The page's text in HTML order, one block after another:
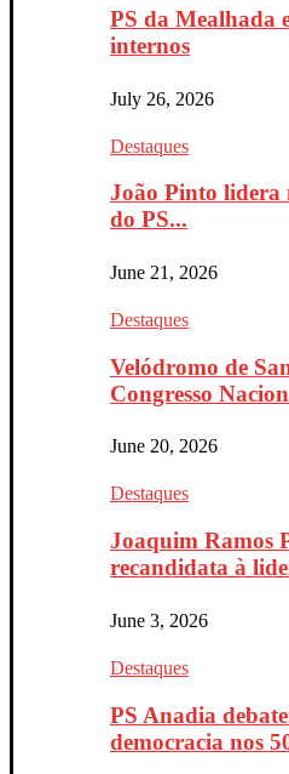
PS da Mealhada
internos
July 26, 2026
Destaques
João Pinto lidera
do PS...
June 21, 2026
Destaques
Velódromo de
Congresso
June 20, 2026
Destaques
Joaquim Ramos
recandidata à
June 3, 2026
Destaques
PS Anadia
democracia nos